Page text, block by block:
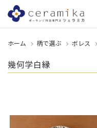
ホーム 柄で選ぶ ボレス
幾何学白縁